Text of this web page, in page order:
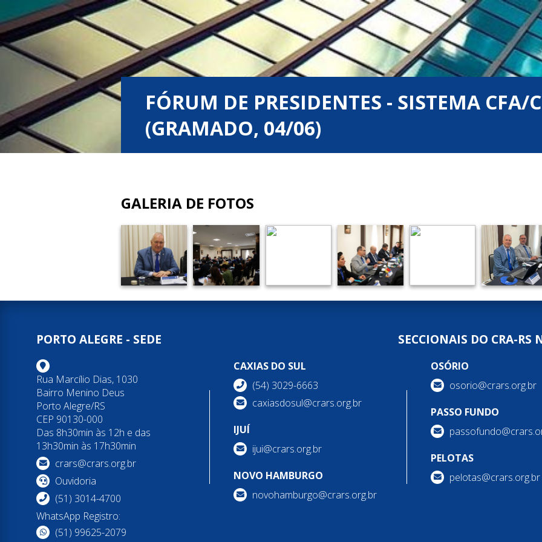
FÓRUM DE PRESIDENTES - SISTEMA CFA/
(GRAMADO, 04/06)
GALERIA DE FOTOS
PORTO ALEGRE - SEDE
Rua Marcílio Dias, 1030
Bairro Menino Deus
Porto Alegre/RS
CEP 90130-000
Das 8h30min às 12h e das
13h30min às 17h30min
crars@crars.org.br
Ouvidoria
(51) 3014-4700
WhatsApp Registro:
(51) 99625-2079
SECCIONAIS DO CRA-RS
CAXIAS DO SUL
(54) 3029-6663
caxiasdosul@crars.org.br
IJUÍ
ijui@crars.org.br
NOVO HAMBURGO
novohamburgo@crars.org.br
OSÓRIO
osorio@crars.org.br
PASSO FUNDO
PELOTAS
pelotas@crars.org.br